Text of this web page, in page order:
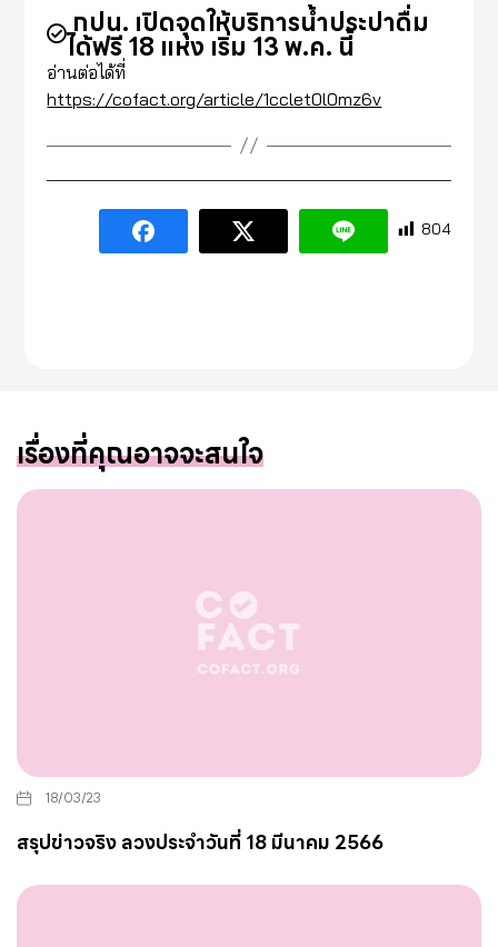
กปน. เปิดจุดให้บริการน้ำประปาดื่ม
ได้ฟรี 18 แห่ง เริ่ม 13 พ.ค. นี้
อ่านต่อได้ที่
https://cofact.org/article/1cclet0l0mz6v
804
เรื่องที่คุณอาจจะสนใจ
18/03/23
สรุปข่าวจริง ลวงประจำวันที่ 18 มีนาคม 2566